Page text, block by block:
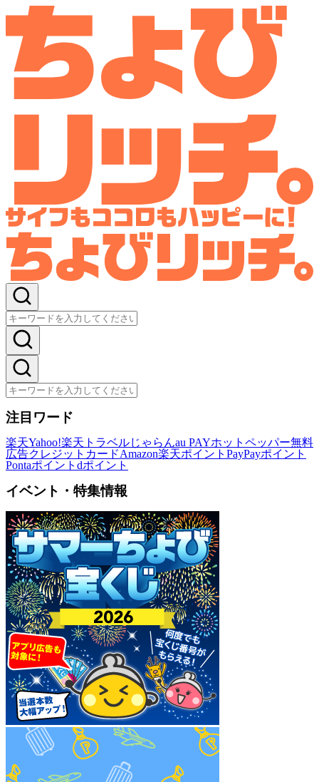
注目ワード
楽天Yahoo!楽天トラベルじゃらんau PAYホットペッパー無料
広告クレジットカードAmazon楽天ポイント PayPayポイント
Pontaポイント dポイント
イベント・特集情報